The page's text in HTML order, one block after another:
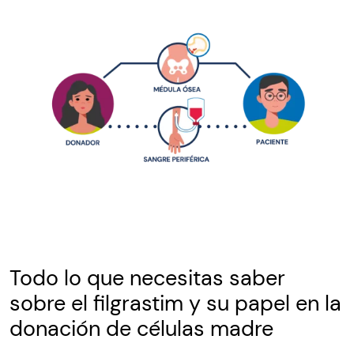
Todo lo que necesitas saber
sobre el filgrastim y su papel en la
donación de células madre